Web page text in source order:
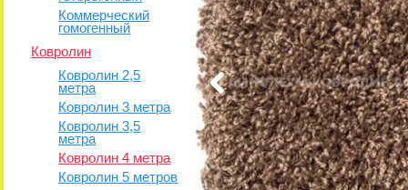
Коммерческий
гомогенный
Ковролин
Ковролин 2,5
метра
Ковролин 3 метра
Ковролин 3,5
метра
Ковролин 4 метра
Ковролин 5 метров